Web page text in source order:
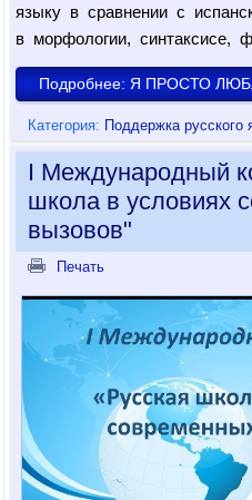
языку в сравнении с
в морфологии, синтаксисе,
Подробнее: Я ПРОСТО
Категория: Поддержка русского
I Международный
школа в условиях
вызовов"
Печать